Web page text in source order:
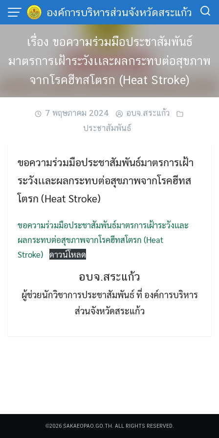
Skip
องค์การบริหารส่วนจังหวัดสระแก้ว
Search
Search
เรื่อง ขอความร่วมมือประชาสัมพันธ์
มาตรการเฝ้าระวังเเละผลกระทบต่อสุขภาพ
จากโรคฮีทสโตรก (Heat Stroke)
7 พฤษภาคม 2024
อบจ.สระแก้ว
ประชาสัมพันธ์
ขอความร่วมมือประชาสัมพันธ์มาตรการเฝ้า
ระวังเเละผลกระทบต่อสุขภาพจากโรคฮีทส
โตรก (Heat Stroke)
ขอความร่วมมือประชาสัมพันธ์มาตรการเฝ้าระวังเเละ
ผลกระทบต่อสุขภาพจากโรคฮีทสโตรก (Heat
Stroke) ดาวน์โหลด
อบจ.สระแก้ว
ผู้ช่วยนักวิชาการประชาสัมพันธ์ ที่ องค์การบริหาร
ส่วนจังหวัดสระแก้ว
©2026 SAKAEOPAO.GO.TH. ALL RIGHTS RESERVED.